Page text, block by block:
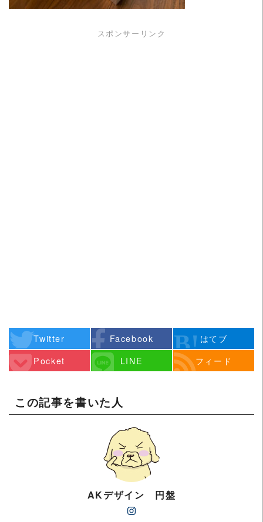
スポンサーリンク
Twitter Facebook
はてブ
Pocket
LINE フィード
この記事を書いた人
AKデザイン 円盤